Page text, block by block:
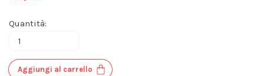
Quantità:
Aggiungi al carrello